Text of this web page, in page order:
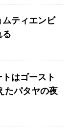
ティエンビ
る
はゴースト
たパタヤの夜